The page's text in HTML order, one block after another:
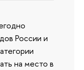
России и
на место в